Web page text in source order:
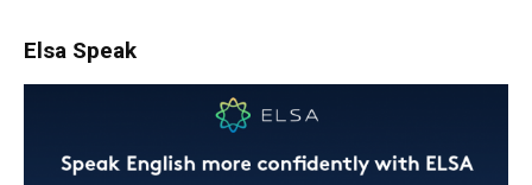
Elsa Speak